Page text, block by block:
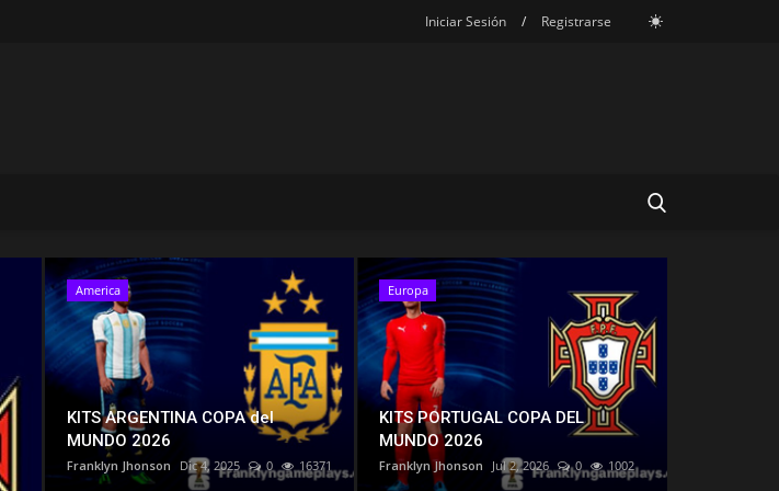
Iniciar Sesión / Registrarse
Europa
America
KITS ARGENTINA COPA del
MUNDO 2026
Franklyn Jhonson Dic 4, 2025 0 16371
Europa
KITS PORTUGAL COPA DEL
MUNDO 2026
Franklyn Jhonson Jul 2, 2026 0 1002